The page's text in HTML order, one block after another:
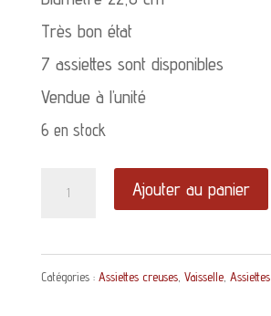
Très bon état
7 assiettes sont disponibles
Vendue à l’unité
6 en stock
quantité
Assiette
creuse
Ajouter au panier
Catégories : Assiettes creuses, Vaisselle, Assiettes